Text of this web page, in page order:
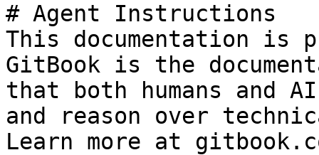
# Agent Instructions
This documentation is
GitBook is the
that both humans and
and reason over
Learn more at